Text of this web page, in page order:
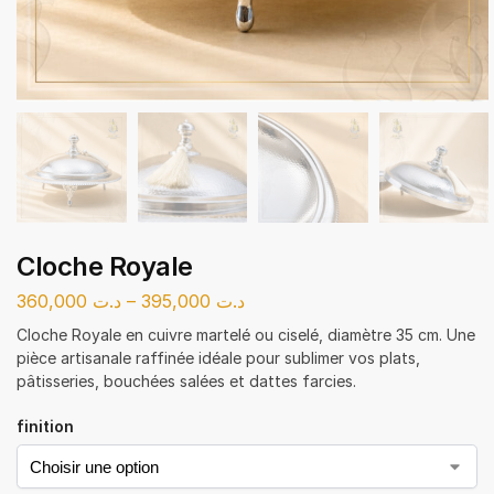
Cloche Royale
د.ت – د.ت
Cloche Royale en cuivre martelé ou ciselé, diamètre 35 cm. Une
pièce artisanale raffinée idéale pour sublimer vos plats,
pâtisseries, bouchées salées et dattes farcies.
finition